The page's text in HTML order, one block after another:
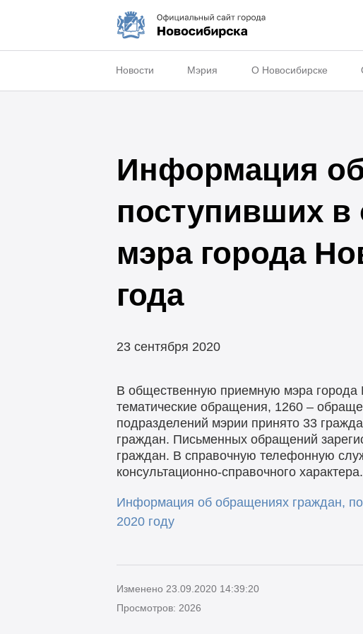
Новости Мэрия О Новосибирске
Информация
поступивших
мэра города
года
23 сентября 2020
В общественную приемную мэра города
тематические обращения, 1260 –
подразделений мэрии принято 33
граждан. Письменных обращений
граждан. В справочную телефонную
консультационно-справочного характера.
Информация об обращениях граждан,
2020 году
Изменено 23.09.2020 14:39:20
Просмотров: 2026